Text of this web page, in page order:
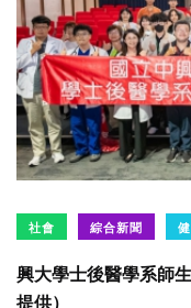
社會 綜合新聞
興大學士後醫學系師
提供）